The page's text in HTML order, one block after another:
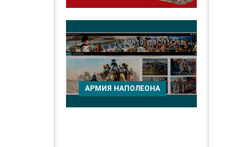
АРМИЯ НАПОЛЕОНА